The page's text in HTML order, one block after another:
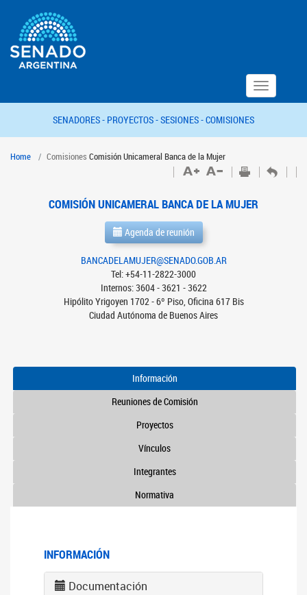
Toggle
navigation
SENADORES - PROYECTOS -SESIONES -COMISIONES
Home Comisiones Comisión Unicameral Banca de la Mujer
COMISIÓN UNICAMERAL BANCA DE LA MUJER
Agenda de reunión
BANCADELAMUJER@SENADO.GOB.AR
Tel: +54-11-2822-3000
Internos: 3604 - 3621 - 3622
Hipólito Yrigoyen 1702 - 6º Piso, Oficina 617 Bis
Ciudad Autónoma de Buenos Aires
Información
Reuniones de Comisión
Proyectos
Vínculos
Integrantes
Normativa
INFORMACIÓN
Documentación